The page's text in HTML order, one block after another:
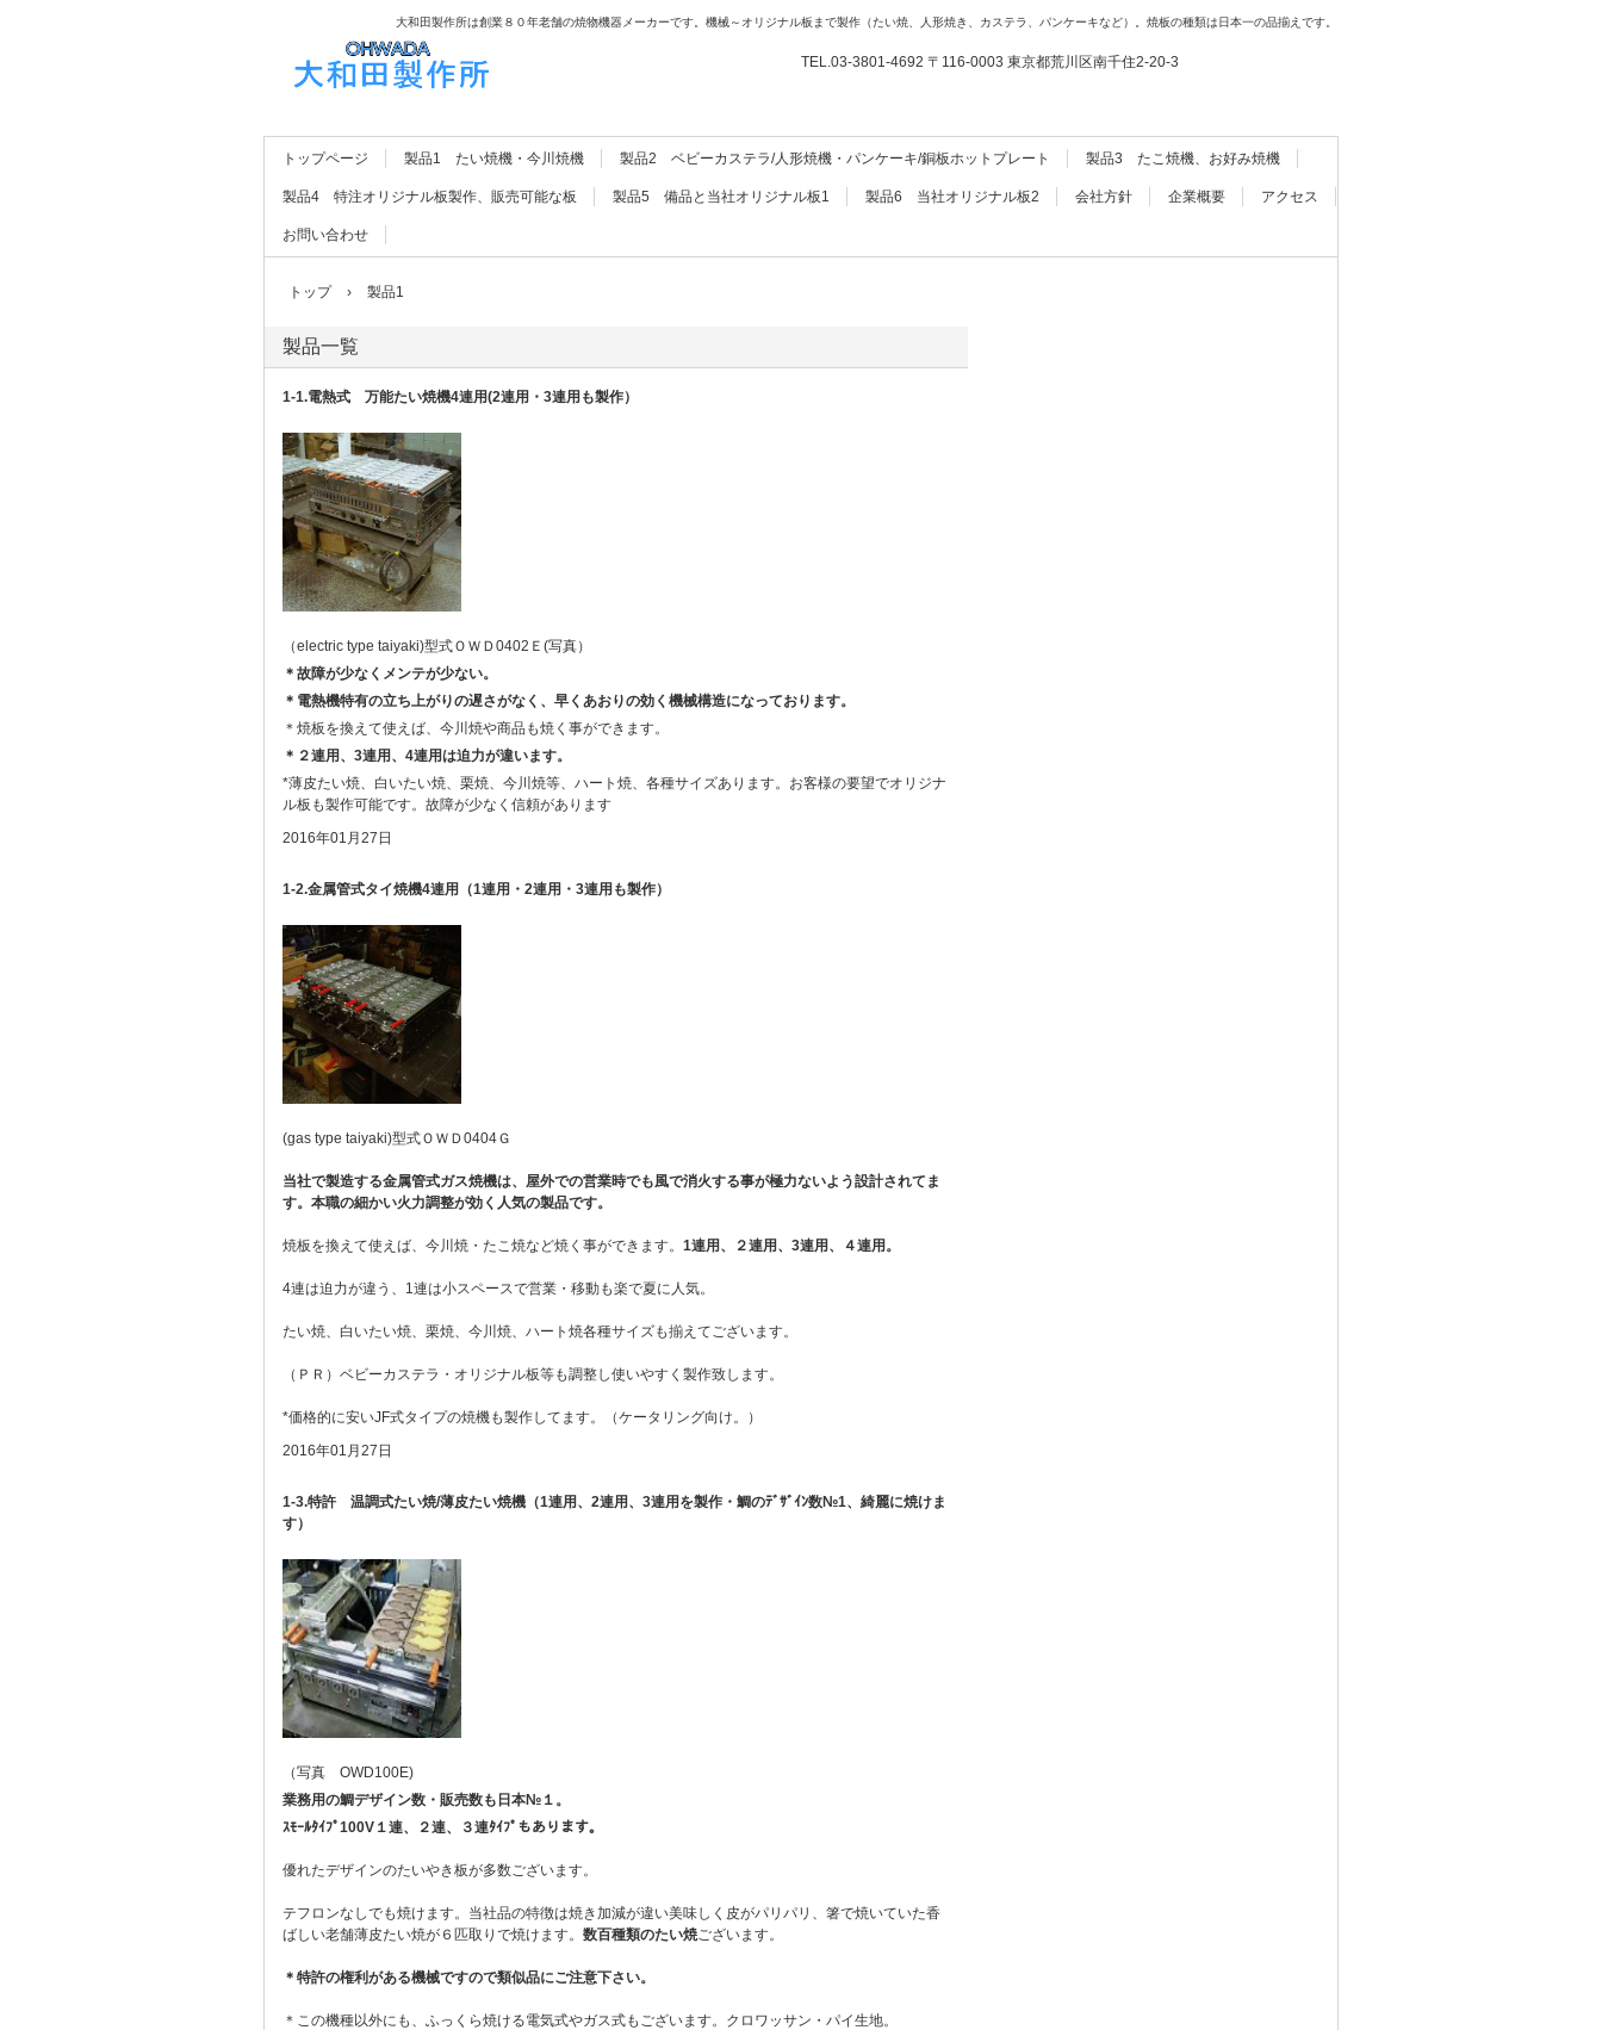
大和田製作所は創業８０年老舗の焼物機器メーカーです。機械～オリジナル板まで製作（たい焼、人形焼き、カステラ、パンケーキなど）。焼板の種類は日本一の品揃えです。
TEL.03-3801-4692 〒116-0003 東京都荒川区南千住2-20-3
トップページ 製品1 たい焼機・今川焼機 製品2 ベビーカステラ/人形焼機・パンケーキ/銅板ホットプレート 製品3 たこ焼機、お好み焼機
製品4 特注オリジナル板製作、販売可能な板 製品5 備品と当社オリジナル板1 製品6 当社オリジナル板2 会社方針 企業概要 アクセス
お問い合わせ
トップ › 製品1
製品一覧
1-1.電熱式 万能たい焼機4連用(2連用・3連用も製作）
（electric type taiyaki)型式ＯＷＤ0402Ｅ(写真）
＊故障が少なくメンテが少ない。
＊電熱機特有の立ち上がりの遅さがなく、早くあおりの効く機械構造になっております。
＊焼板を換えて使えば、今川焼や商品も焼く事ができます。
＊２連用、3連用、4連用は迫力が違います。
*薄皮たい焼、白いたい焼、栗焼、今川焼等、ハート焼、各種サイズあります。お客様の要望でオリジナ
ル板も製作可能です。故障が少なく信頼があります
2016年01月27日
1-2.金属管式タイ焼機4連用（1連用・2連用・3連用も製作）
(gas type taiyaki)型式ＯＷＤ0404Ｇ
当社で製造する金属管式ガス焼機は、屋外での営業時でも風で消火する事が極力ないよう設計されてま
す。本職の細かい火力調整が効く人気の製品です。
焼板を換えて使えば、今川焼・たこ焼など焼く事ができます。 1連用、２連用、3連用、４連用。
4連は迫力が違う、1連は小スペースで営業・移動も楽で夏に人気。
たい焼、白いたい焼、栗焼、今川焼、ハート焼各種サイズも揃えてございます。
（ＰＲ）ベビーカステラ・オリジナル板等も調整し使いやすく製作致します。
*価格的に安いJF式タイプの焼機も製作してます。（ケータリング向け。）
2016年01月27日
1-3.特許 温調式たい焼/薄皮たい焼機（1連用、2連用、3連用を製作・鯛のﾃﾞｻﾞｲﾝ数№1、綺麗に焼けま
す）
（写真 OWD100E)
業務用の鯛デザイン数・販売数も日本№１。
ｽﾓｰﾙﾀｲﾌﾟ100V１連、２連、３連ﾀｲﾌﾟもあります。
優れたデザインのたいやき板が多数ございます。
テフロンなしでも焼けます。当社品の特徴は焼き加減が違い美味しく皮がパリパリ、箸で焼いていた香
ばしい老舗薄皮たい焼が６匹取りで焼けます。 数百種類のたい焼ございます。
＊特許の権利がある機械ですので類似品にご注意下さい。
＊この機種以外にも、ふっくら焼ける電気式やガス式もございます。クロワッサン・パイ生地。